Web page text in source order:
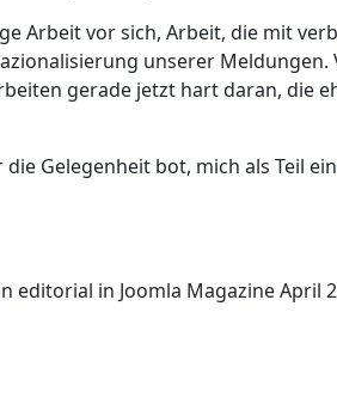
Arbeit vor sich, Arbeit, die mit
unserer Meldungen.
gerade jetzt hart daran, die
Gelegenheit bot, mich als Teil
editorial in Joomla Magazine April